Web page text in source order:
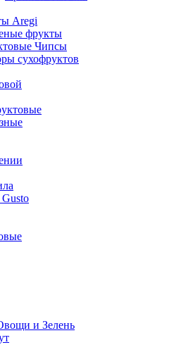
Aregi
фрукты
Чипсы
сухофруктов
и Зелень